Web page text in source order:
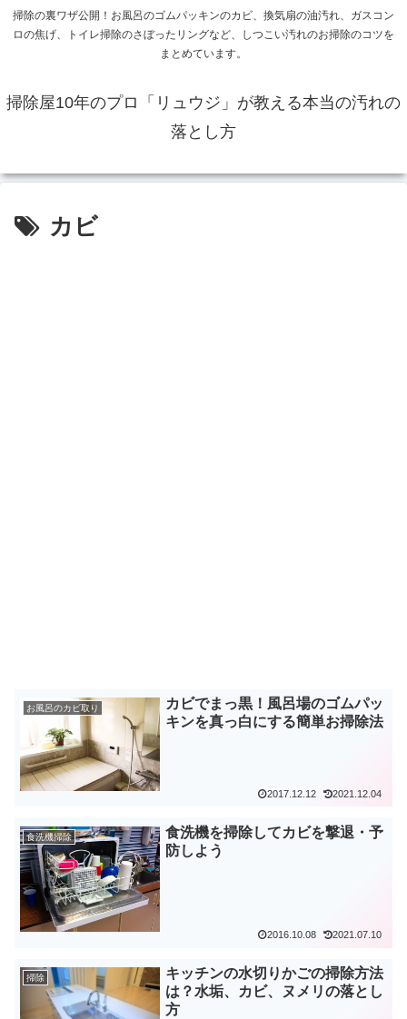
掃除の裏ワザ公開！お風呂のゴムパッキンのカビ、換気扇の油汚れ、ガスコン
ロの焦げ、トイレ掃除のさぼったリングなど、しつこい汚れのお掃除のコツを
まとめています。
掃除屋10年のプロ「リュウジ」が教える本当の汚れの
落とし方
カビ
お風呂のカビ取り
カビでまっ黒！風呂場のゴムパッ
キンを真っ白にする簡単お掃除法
2017.12.12 2021.12.04
食洗機掃除
食洗機を掃除してカビを撃退・予
防しよう
2016.10.08 2021.07.10
掃除
キッチンの水切りかごの掃除方法
は？水垢、カビ、ヌメリの落とし
方